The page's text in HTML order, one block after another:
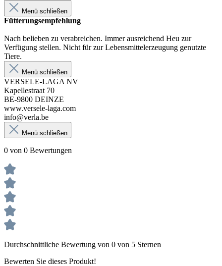
Menü schließen
Fütterungsempfehlung
Nach belieben zu verabreichen. Immer ausreichend Heu zur
Verfügung stellen. Nicht für zur Lebensmittelerzeugung genutzte
Tiere.
Menü schließen
VERSELE-LAGA NV
Kapellestraat 70
BE-9800 DEINZE
www.versele-laga.com
info@verla.be
Menü schließen
0 von 0 Bewertungen
Durchschnittliche Bewertung von 0 von 5 Sternen
Bewerten Sie dieses Produkt!